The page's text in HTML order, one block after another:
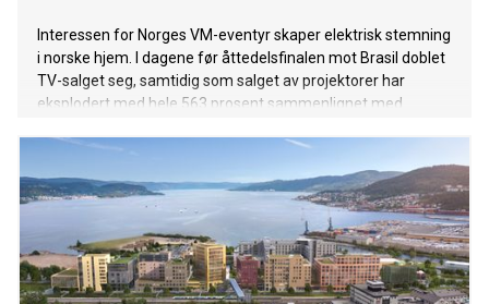
Interessen for Norges VM-eventyr skaper elektrisk stemning
i norske hjem. I dagene før åttedelsfinalen mot Brasil doblet
TV-salget seg, samtidig som salget av projektorer har
eksplodert med hele 563 prosent sammenlignet med